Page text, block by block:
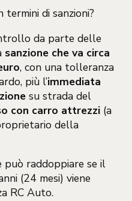
termini di sanzioni?
da parte delle
sanzione che va circa
, con una tolleranza
più l’immediata
su strada del
con carro attrezzi(a
della
raddoppiare se il
(24 mesi) viene
RC Auto.